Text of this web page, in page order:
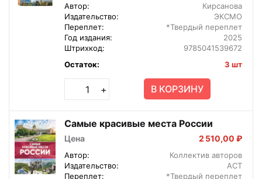
Автор:
Кирсанова
Издательство:
ЭКСМО
Переплет:
*Твердый переплет
Год издания:
2025
Штрихкод:
9785041539672
Остаток:
3 шт
+ В КОРЗИНУ
Самые красивые места России
Цена 2 510,00 ₽
Автор:
Коллектив авторов
Издательство:
АСТ
Переплет:
*Твердый переплет